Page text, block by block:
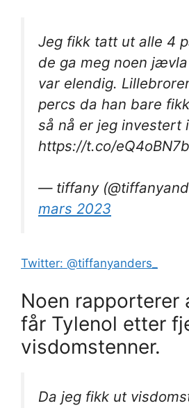
Jeg fikk tatt ut alle 4
de ga meg noen
var elendig.
percs da han bare
så nå er jeg investert
https://t.co/
— tiffany
mars 2023
Twitter: @tiffanyanders_
Noen rapporterer
får Tylenol etter
visdomstenner.
Da jeg fikk ut